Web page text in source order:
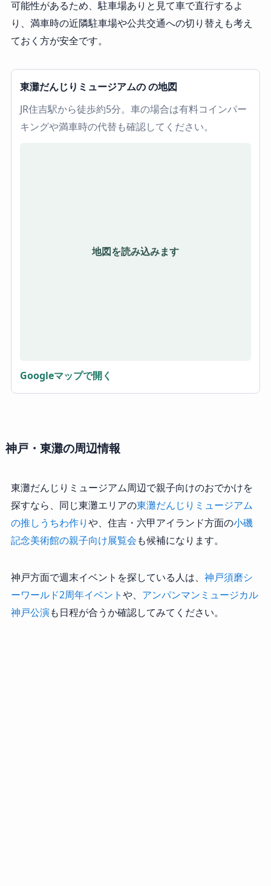
可能性があるため、駐車場ありと見て車で直行するよ
り、満車時の近隣駐車場や公共交通への切り替えも考え
ておく方が安全です。
東灘だんじりミュージアムの の地図
JR住吉駅から徒歩約5分。車の場合は有料コインパー
キングや満車時の代替も確認してください。
地図を読み込みます
Googleマップで開く
神戸・東灘の周辺情報
東灘だんじりミュージアム周辺で親子向けのおでかけを
探すなら、同じ東灘エリアの東灘だんじりミュージアム
の推しうちわ作りや、住吉・六甲アイランド方面の小磯
記念美術館の親子向け展覧会も候補になります。
神戸方面で週末イベントを探している人は、 神戸須磨シ
ーワールド2周年イベントや、 アンパンマンミュージカル
神戸公演も日程が合うか確認してみてください。